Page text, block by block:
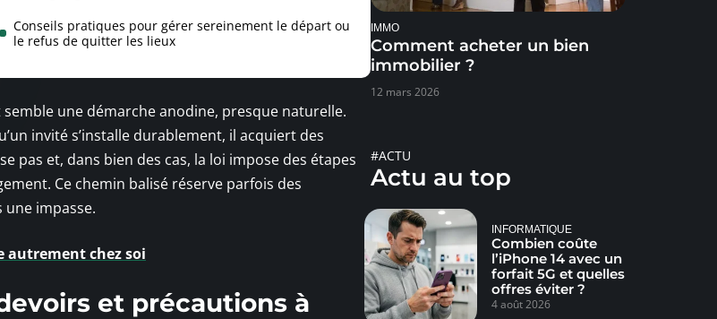
Conseils pratiques pour gérer sereinement le départ ou
le refus de quitter les lieux
une démarche anodine, presque naturelle.
invité s’installe durablement, il acquiert des
pas et, dans bien des cas, la loi impose des étapes
Ce chemin balisé réserve parfois des
impasse.
chez soi
et précautions à
IMMO
Comment acheter un bien
immobilier ?
12 mars 2026
#ACTU
Actu au top
INFORMATIQUE
Combien coûte
l’iPhone 14 avec un
forfait 5G et quelles
offres éviter ?
4 août 2026